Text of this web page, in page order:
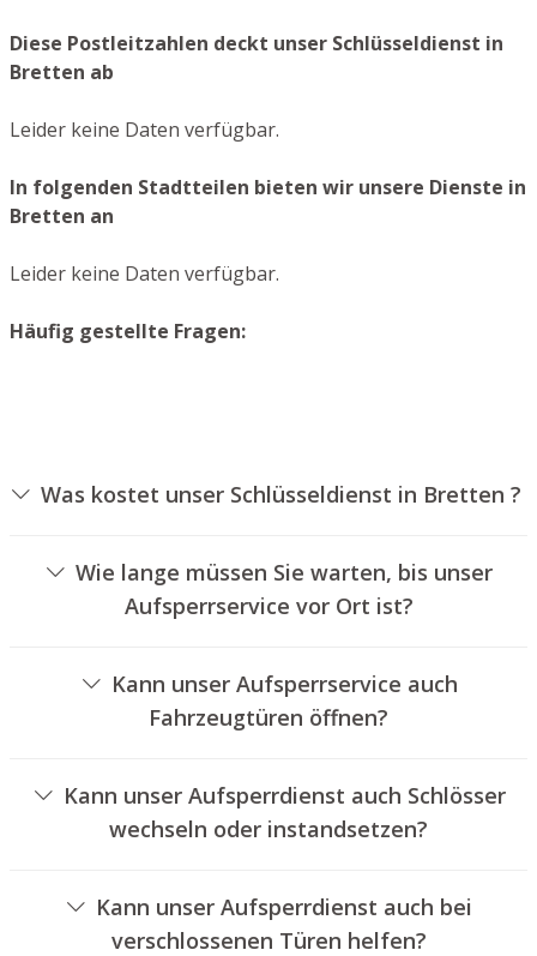
Diese Postleitzahlen deckt unser Schlüsseldienst in
Bretten ab
Leider keine Daten verfügbar.
In folgenden Stadtteilen bieten wir unsere Dienste in
Bretten an
Leider keine Daten verfügbar.
Häufig gestellte Fragen:
Was kostet unser Schlüsseldienst in Bretten ?
unterschiedlichen Faktoren ab, wie beispielsweise der Art
des Türschlosses, der Dauer der Arbeiten und eventuell
anfallenden Kilometerpauschalen. Wir bieten unseren
Wie lange müssen Sie warten, bis unser
Aufsperrservice vor Ort ist?
von 30 Minuten vor Ort. Die reelle Wartezeit hängt von
der Entfernung des Einsatzortes zu unserer Filiale und
den örtlichen Verkehrsbedingungen ab.
Kann unser Aufsperrservice auch
Fahrzeugtüren öffnen?
Kann unser Aufsperrdienst auch Schlösser
wechseln oder instandsetzen?
von Schlössern an.
Kann unser Aufsperrdienst auch bei
verschlossenen Türen helfen?